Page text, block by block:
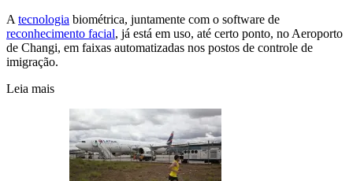
A tecnologia biométrica, juntamente com o software de
reconhecimento facial, já está em uso, até certo ponto, no Aeroporto
de Changi, em faixas automatizadas nos postos de controle de
imigração.
Leia mais